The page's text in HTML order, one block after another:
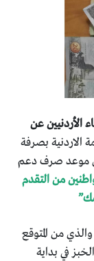
الأردنيين عن
الاردنية بصرفة
عن موعد صرف دعم
من التقدم
من المتوقع
في بداية